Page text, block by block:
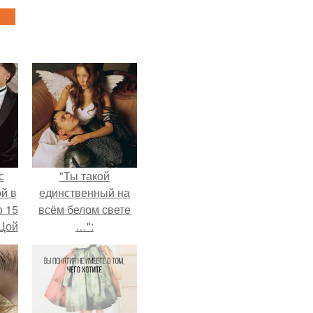
в
15
"Ты такой
единственный на
всём белом свете
…":